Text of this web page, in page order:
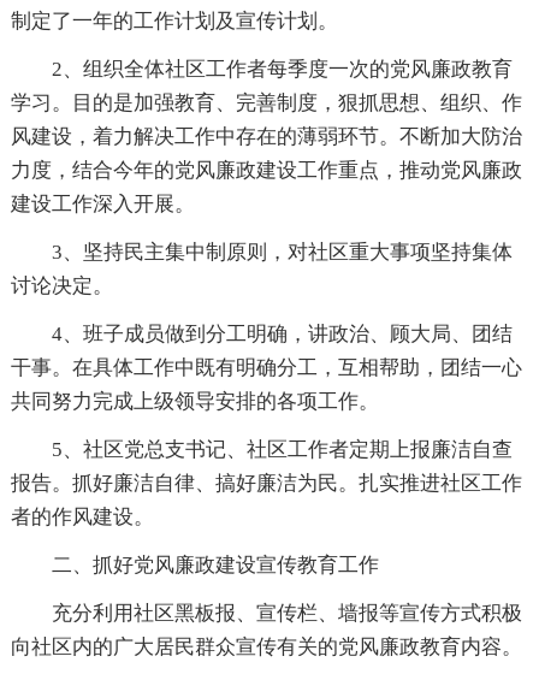
制定了一年的工作计划及宣传计划。
2、组织全体社区工作者每季度一次的党风廉政教育
学习。目的是加强教育、完善制度，狠抓思想、组织、作
风建设，着力解决工作中存在的薄弱环节。不断加大防治
力度，结合今年的党风廉政建设工作重点，推动党风廉政
建设工作深入开展。
3、坚持民主集中制原则，对社区重大事项坚持集体
讨论决定。
4、班子成员做到分工明确，讲政治、顾大局、团结
干事。在具体工作中既有明确分工，互相帮助，团结一心
共同努力完成上级领导安排的各项工作。
5、社区党总支书记、社区工作者定期上报廉洁自查
报告。抓好廉洁自律、搞好廉洁为民。扎实推进社区工作
者的作风建设。
二、抓好党风廉政建设宣传教育工作
充分利用社区黑板报、宣传栏、墙报等宣传方式积极
向社区内的广大居民群众宣传有关的党风廉政教育内容。